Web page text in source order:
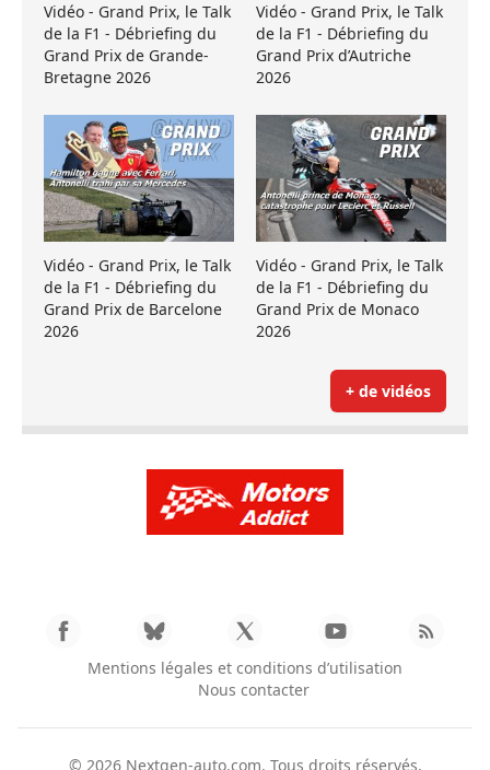
Vidéo - Grand Prix, le Talk
de la F1 - Débriefing du
Grand Prix de Grande-
Bretagne 2026
Vidéo - Grand Prix, le Talk
de la F1 - Débriefing du
Grand Prix d’Autriche
2026
Vidéo - Grand Prix, le Talk
de la F1 - Débriefing du
Grand Prix de Barcelone
2026
Vidéo - Grand Prix, le Talk
de la F1 - Débriefing du
Grand Prix de Monaco
2026
+ de vidéos
Mentions légales et conditions d’utilisation
Nous contacter
© 2026 Nextgen-auto.com. Tous droits réservés.